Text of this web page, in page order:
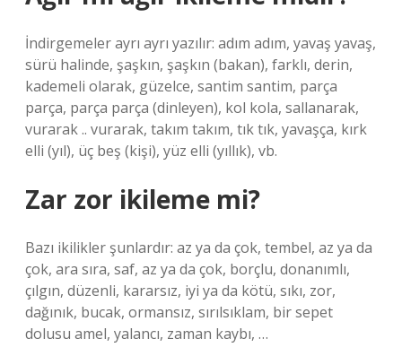
İndirgemeler ayrı ayrı yazılır: adım adım, yavaş yavaş,
sürü halinde, şaşkın, şaşkın (bakan), farklı, derin,
kademeli olarak, güzelce, santim santim, parça
parça, parça parça (dinleyen), kol kola, sallanarak,
vurarak .. vurarak, takım takım, tık tık, yavaşça, kırk
elli (yıl), üç beş (kişi), yüz elli (yıllık), vb.
Zar zor ikileme mi?
Bazı ikilikler şunlardır: az ya da çok, tembel, az ya da
çok, ara sıra, saf, az ya da çok, borçlu, donanımlı,
çılgın, düzenli, kararsız, iyi ya da kötü, sıkı, zor,
dağınık, bucak, ormansız, sırılsıklam, bir sepet
dolusu amel, yalancı, zaman kaybı, …